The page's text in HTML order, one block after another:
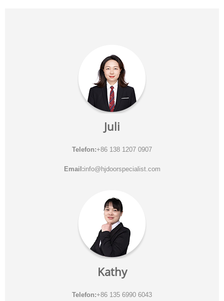
Juli
Telefon:+86 138 1207 0907
Email:info@hjdoorspecialist.com
Kathy
Telefon:+86 135 6990 6043